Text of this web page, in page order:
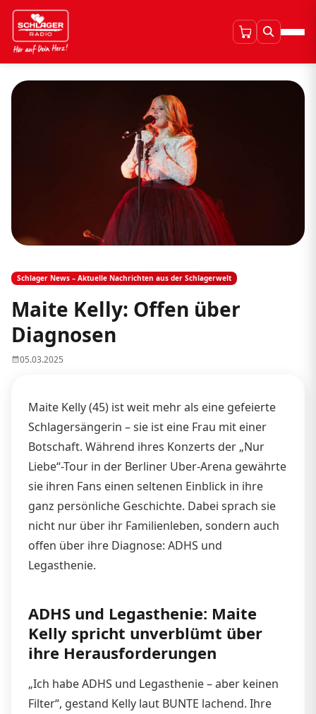
Schlager News – Aktuelle Nachrichten aus der Schlagerwelt
Maite Kelly: Offen über
Diagnosen
05.03.2025
Maite Kelly (45) ist weit mehr als eine gefeierte
Schlagersängerin – sie ist eine Frau mit einer
Botschaft. Während ihres Konzerts der „Nur
Liebe“-Tour in der Berliner Uber-Arena gewährte
sie ihren Fans einen seltenen Einblick in ihre
ganz persönliche Geschichte. Dabei sprach sie
nicht nur über ihr Familienleben, sondern auch
offen über ihre Diagnose: ADHS und
Legasthenie.
ADHS und Legasthenie: Maite
Kelly spricht unverblümt über
ihre Herausforderungen
„Ich habe ADHS und Legasthenie – aber keinen
Filter“, gestand Kelly laut BUNTE lachend. Ihre